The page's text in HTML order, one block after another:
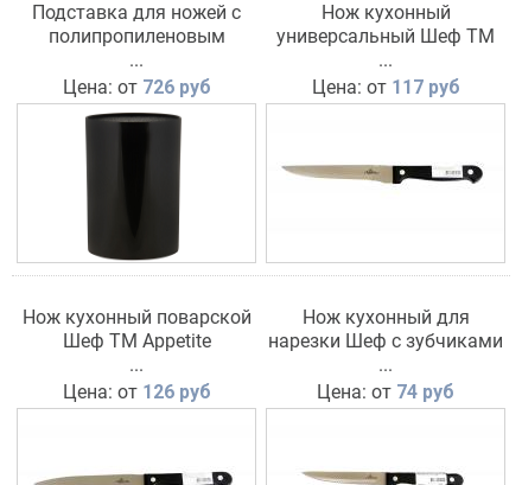
Подставка для ножей с
полипропиленовым
наполнителем TM Appetite
...
Цена: от 726 руб
Нож кухонный
универсальный Шеф TM
Appetite
...
Цена: от 117 руб
Нож кухонный поварской
Шеф TM Appetite
...
Цена: от 126 руб
Нож кухонный для
нарезки Шеф с зубчиками
TM Appetite
...
Цена: от 74 руб